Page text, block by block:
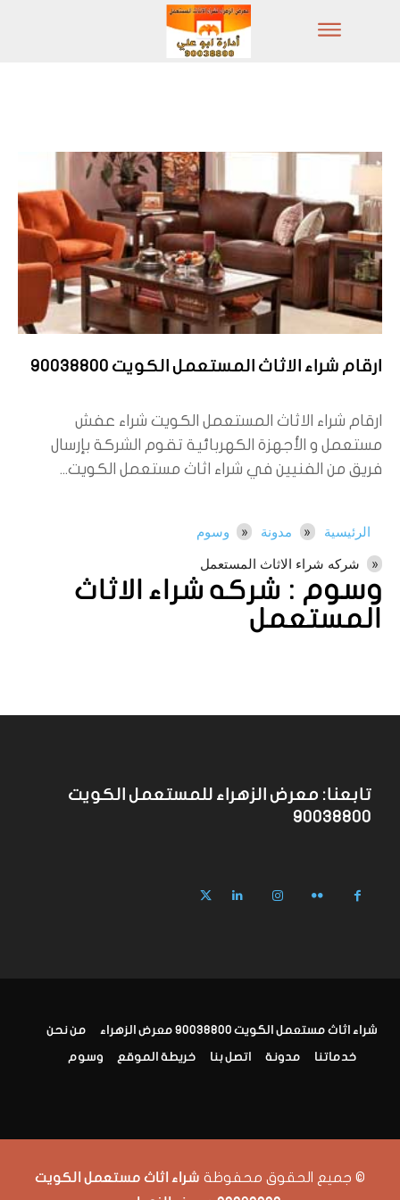
وسوم : شركه شراء الاثاث
المستعمل
الرئيسية مدونة
وسوم
شركه شراء الاثاث المستعمل
ارقام شراء الاثاث المستعمل الكويت 90038800
ارقام شراء الاثاث المستعمل الكويت شراء عفش
مستعمل و الأجهزة الكهربائية تقوم الشركة بإرسال
فريق من الفنيين في شراء اثاث مستعمل الكويت...
تابعنا: معرض الزهراء للمستعمل الكويت
90038800
شراء اثاث مستعمل الكويت 90038800 معرض الزهراء من نحن
خدماتنا مدونة اتصل بنا خريطة الموقع وسوم
© جميع الحقوق محفوظة شراء اثاث مستعمل الكويت